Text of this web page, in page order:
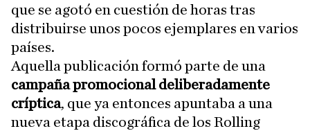
que se agotó en cuestión de horas tras
distribuirse unos pocos ejemplares en varios
países.
Aquella publicación formó parte de una
campaña promocional deliberadamente
críptica, que ya entonces apuntaba a una
nueva etapa discográfica de los Rolling